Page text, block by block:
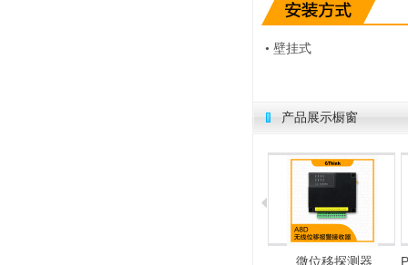
• 壁挂式
产品展示橱窗
PSIM安防集成平台软件